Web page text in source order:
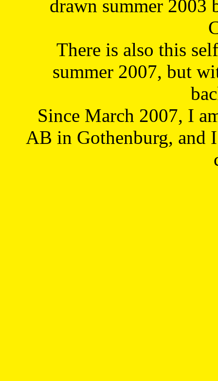
drawn summer 2003
There is also this
summer 2007, but
Since March 2007, I
AB in Gothenburg, and